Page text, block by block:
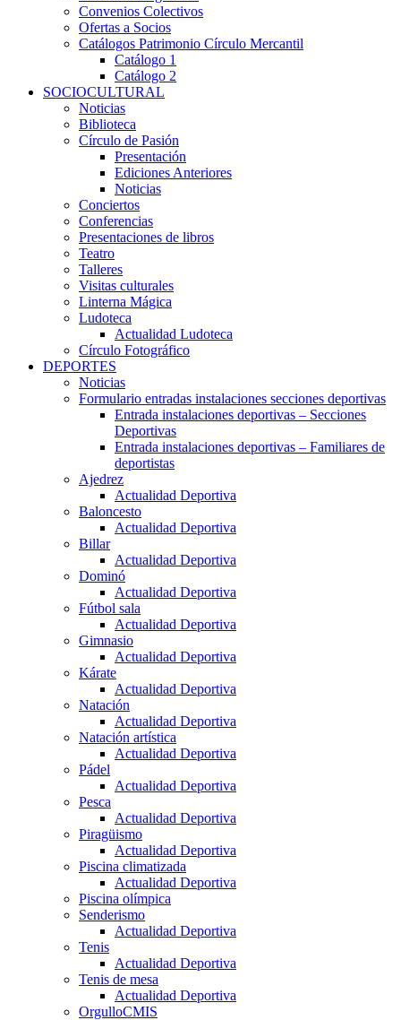
Convenios Colectivos
Ofertas a Socios
Catálogos Patrimonio Círculo Mercantil
Catálogo 1
Catálogo 2
SOCIOCULTURAL
Noticias
Biblioteca
Círculo de Pasión
Presentación
Ediciones Anteriores
Noticias
Conciertos
Conferencias
Presentaciones de libros
Teatro
Talleres
Visitas culturales
Linterna Mágica
Ludoteca
Actualidad Ludoteca
Círculo Fotográfico
DEPORTES
Noticias
Formulario entradas instalaciones secciones deportivas
Entrada instalaciones deportivas – Secciones
Deportivas
Entrada instalaciones deportivas – Familiares de
deportistas
Ajedrez
Actualidad Deportiva
Baloncesto
Actualidad Deportiva
Billar
Actualidad Deportiva
Dominó
Actualidad Deportiva
Fútbol sala
Actualidad Deportiva
Gimnasio
Actualidad Deportiva
Kárate
Actualidad Deportiva
Natación
Actualidad Deportiva
Natación artística
Actualidad Deportiva
Pádel
Actualidad Deportiva
Pesca
Actualidad Deportiva
Piragüismo
Actualidad Deportiva
Piscina climatizada
Actualidad Deportiva
Piscina olímpica
Senderismo
Actualidad Deportiva
Tenis
Actualidad Deportiva
Tenis de mesa
Actualidad Deportiva
OrgulloCMIS